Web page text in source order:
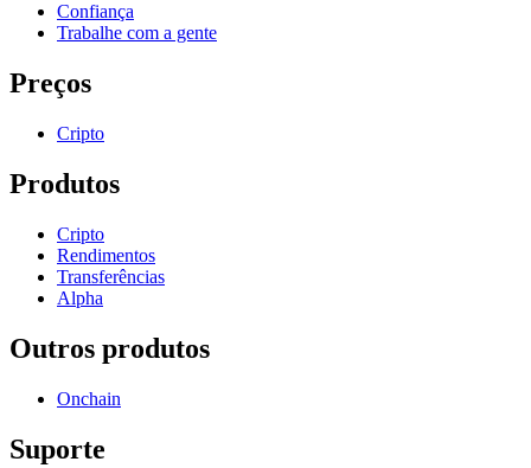
Confiança
Trabalhe com a gente
Preços
Cripto
Produtos
Cripto
Rendimentos
Transferências
Alpha
Outros produtos
Onchain
Suporte